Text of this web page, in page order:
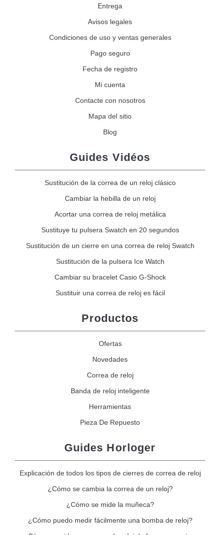
Entrega
Avisos legales
Condiciones de uso y ventas generales
Pago seguro
Fecha de registro
Mi cuenta
Contacte con nosotros
Mapa del sitio
Blog
Guides Vidéos
Sustitución de la correa de un reloj clásico
Cambiar la hebilla de un reloj
Acortar una correa de reloj metálica
Sustituye tu pulsera Swatch en 20 segundos
Sustitución de un cierre en una correa de reloj Swatch
Sustitución de la pulsera Ice Watch
Cambiar su bracelet Casio G-Shock
Sustituir una correa de reloj es fácil
Productos
Ofertas
Novedades
Correa de reloj
Banda de reloj inteligente
Herramientas
Pieza De Repuesto
Guides Horloger
Explicación de todos los tipos de cierres de correa de reloj
¿Cómo se cambia la correa de un reloj?
¿Cómo se mide la muñeca?
¿Cómo puedo medir fácilmente una bomba de reloj?